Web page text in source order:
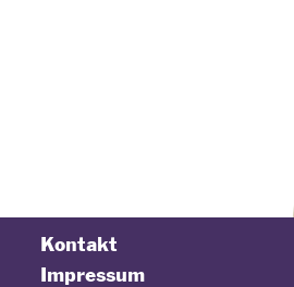
Kontakt
Impressum